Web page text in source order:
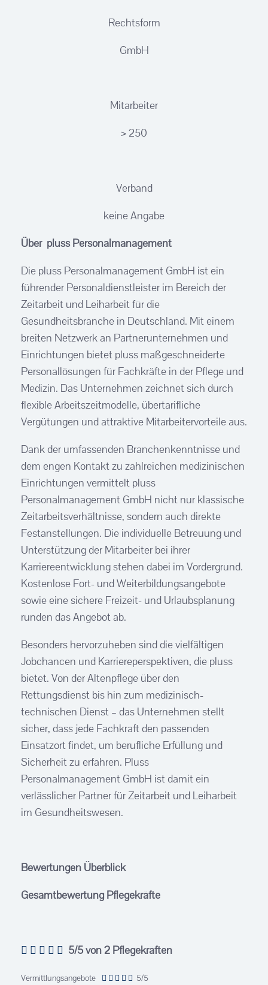
Rechtsform
GmbH
Mitarbeiter
> 250
Verband
keine Angabe
Über pluss Personalmanagement
Die pluss Personalmanagement GmbH ist ein
führender Personaldienstleister im Bereich der
Zeitarbeit und Leiharbeit für die
Gesundheitsbranche in Deutschland. Mit einem
breiten Netzwerk an Partnerunternehmen und
Einrichtungen bietet pluss maßgeschneiderte
Personallösungen für Fachkräfte in der Pflege und
Medizin. Das Unternehmen zeichnet sich durch
flexible Arbeitszeitmodelle, übertarifliche
Vergütungen und attraktive Mitarbeitervorteile aus.
Dank der umfassenden Branchenkenntnisse und
dem engen Kontakt zu zahlreichen medizinischen
Einrichtungen vermittelt pluss
Personalmanagement GmbH nicht nur klassische
Zeitarbeitsverhältnisse, sondern auch direkte
Festanstellungen. Die individuelle Betreuung und
Unterstützung der Mitarbeiter bei ihrer
Karriereentwicklung stehen dabei im Vordergrund.
Kostenlose Fort- und Weiterbildungsangebote
sowie eine sichere Freizeit- und Urlaubsplanung
runden das Angebot ab.
Besonders hervorzuheben sind die vielfältigen
Jobchancen und Karriereperspektiven, die pluss
bietet. Von der Altenpflege über den
Rettungsdienst bis hin zum medizinisch-
technischen Dienst – das Unternehmen stellt
sicher, dass jede Fachkraft den passenden
Einsatzort findet, um berufliche Erfüllung und
Sicherheit zu erfahren. Pluss
Personalmanagement GmbH ist damit ein
verlässlicher Partner für Zeitarbeit und Leiharbeit
im Gesundheitswesen.
Bewertungen Überblick
Gesamtbewertung Pflegekräfte
5/5von 2 Pflegekräften
Vermittlungsangebote 5/5